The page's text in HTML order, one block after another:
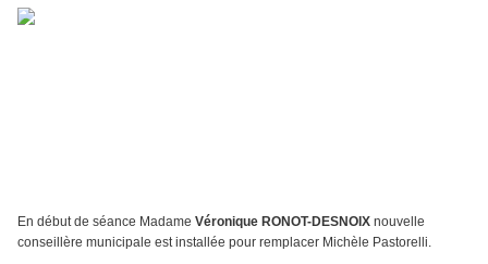
En début de séance Madame Véronique RONOT-DESNOIX nouvelle
conseillère municipale est installée pour remplacer Michèle Pastorelli.